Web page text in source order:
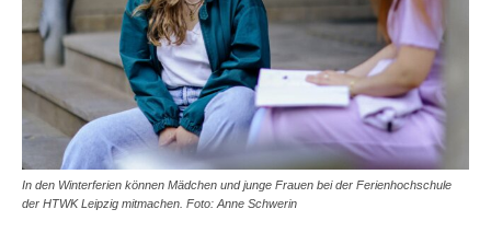
In den Winterferien können Mädchen und junge Frauen bei der Ferienhochschule
der HTWK Leipzig mitmachen. Foto: Anne Schwerin